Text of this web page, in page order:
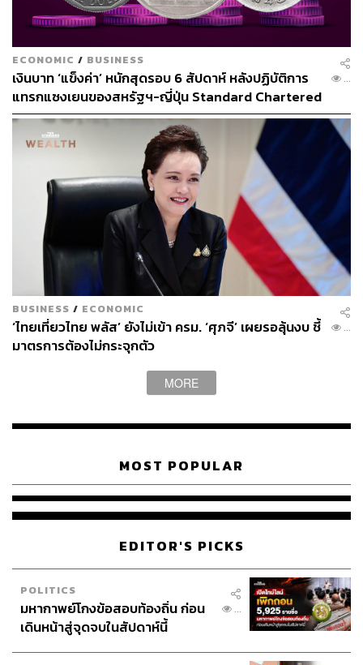
ขณะที่นักศึกษารุ่นใหม่กว่า 1 แสนคนเลือกลงทะเบียนเรียน
ในต่างประเทศเพื่อปริญญาที่ราคาเบากระเป๋ากว่า ส่วนตาม
แนวชายแดนเม็กซิโก ก็มีบ้านพักคนชราผุดขึ้นเป็นดอกเห็ด
รองรับผู้สูงอายุชาวอเมริกันที่ข้ามมารับการดูแลในราคาที่
จ่ายไหว
ข้อมูลจากสถาบันวิจัย Brookings Institution ระบุว่า ในปี
2025 จำนวนคนที่ย้ายออกจากสหรัฐฯ มากกว่าคนที่ย้ายเข้า
เป็นครั้งแรกในรอบอย่างน้อย 50 ปี โดยตัวเลขผู้ย้ายออกโดย
สมัครใจคาดว่าจะอยู่ที่ราว 2.1-4.05 แสนคน ซึ่ง Brookings
ระบุว่าตัวเลขจริงอาจมากหรือน้อยกว่านี้ เพราะข้อมูล
ทางการของสหรัฐฯ ยังเก็บจำนวนผู้ย้ายออกได้ไม่ครบถ้วน
ภาพ :Brian Logan Photography / Shutterstock
ขณะเดียวกัน ยอดการย้ายเข้าสหรัฐฯ ในปี 2025 อยู่ที่ราว
2.6-2.7 ล้านคน ลดลงจากจุดสูงสุดที่เกือบ 6 ล้านคนในปี
2023 ส่วนข้อมูลจากกระทรวงความมั่นคงแห่งมาตุภูมิระบุว่า
ในปีดังกล่าวมีการเนรเทศ 6.75 แสนราย และมีผู้อพยพที่
ตัดสินใจเดินทางออกจากประเทศเองโดยไม่รอให้ทางการ
ECONOMIC / BUSINESS
เงินบาท ‘แข็งค่า’ หนักสุดรอบ 6 สัปดาห์ หลังปฏิบัติการ
แทรกแซงเยนของสหรัฐฯ-ญี่ปุ่น Standard Chartered
เปิดเป้าสิ้นปีนี้จ่อแข็งต่อแตะ 32.50 บาทต่อดอลลาร์
...
BUSINESS / ECONOMIC
‘ไทยเที่ยวไทย พลัส’ ยังไม่เข้า ครม. ‘ศุภจี’ เผยรอลุ้นงบ ชี้
มาตรการต้องไม่กระจุกตัว
...
MORE
MOST POPULAR
EDITOR'S PICKS
POLITICS
มหากาพย์โกงข้อสอบท้องถิ่น ก่อน
เดินหน้าสู่จุดจบในสัปดาห์นี้
...